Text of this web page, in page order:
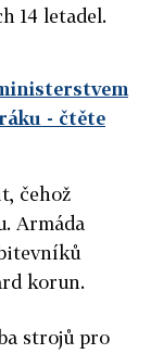
14 letadel.
- čtěte
čehož
Armáda
korun.
strojů pro